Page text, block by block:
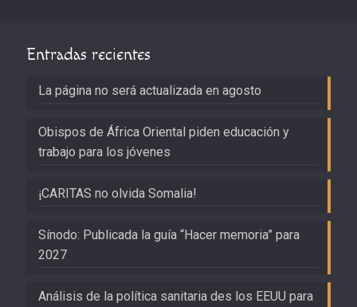
Entradas recientes
La página no será actualizada en agosto
Obispos de África Oriental piden educación y
trabajo para los jóvenes
¡CARITAS no olvida Somalia!
Sínodo: Publicada la guía “Hacer memoria” para
2027
Análisis de la política sanitaria des los EEUU para